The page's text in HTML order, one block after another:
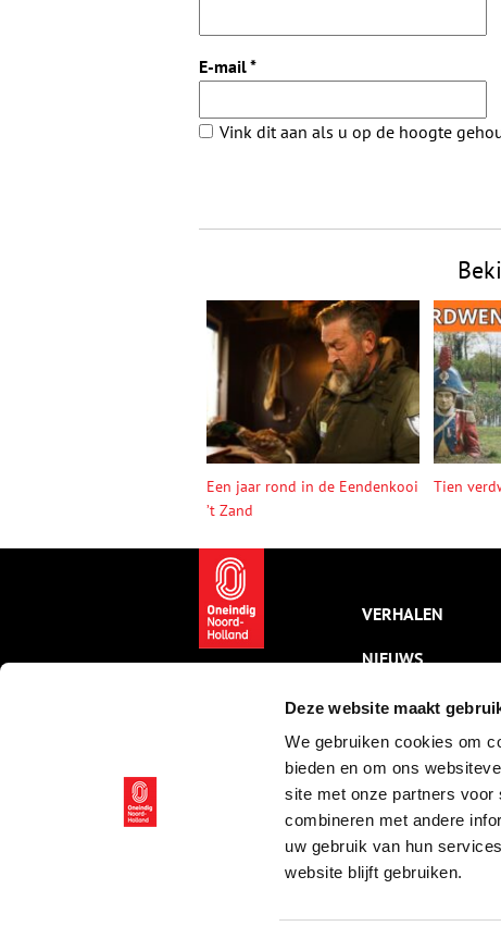
Deze website maakt
We gebruiken cookies om
bieden en om ons
site met onze partners voor
combineren met andere
uw gebruik van hun
website blijft gebruiken.
E-mail*
Vink dit aan als u op de hoogte
Een jaar rond in de Eendenkooi
’t Zand
Tien
VERHALEN
NIEUWS
KALENDER
THEMA’S
ACTIVITEITEN
VIDEO’S